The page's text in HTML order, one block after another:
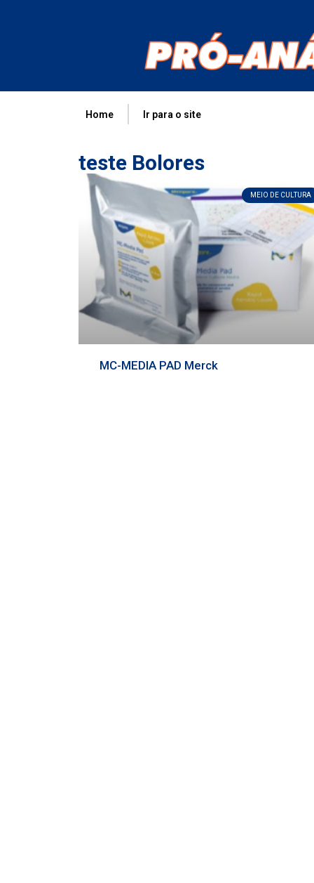
Home Ir para o site
teste Bolores
MEIO DE CULTURA
MC-MEDIA PAD Merck